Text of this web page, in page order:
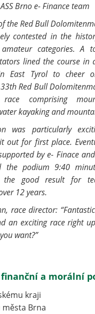
Brno e- Finance team
the Red Bull
contested in the
categories. A
lined the course in
East Tyrol to cheer
Red Bull
comprising
kayaking and
was particularly
out for first place.
by e- Finace
the podium 9:40
good result for
12 years.
race director:
an exciting race right
want?”
a morální
kraji
Brna